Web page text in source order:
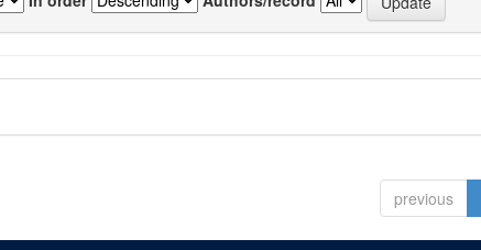
previous